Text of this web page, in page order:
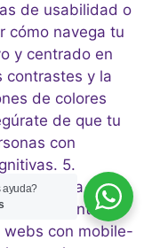
de usabilidad o
cómo navega tu
y centrado en
contrastes y la
de colores
de que tu
con
5.
Aplica un
en pantallas
webs con mobile-
ayuda?